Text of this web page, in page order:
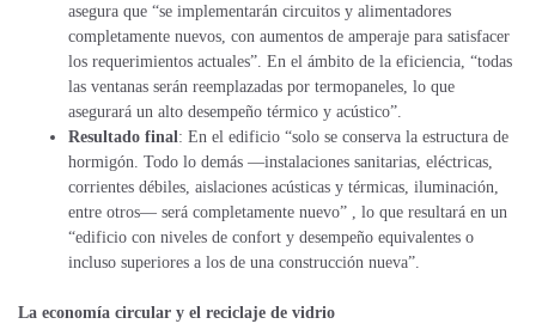
asegura que “se implementarán circuitos y alimentadores
completamente nuevos, con aumentos de amperaje para satisfacer
los requerimientos actuales”. En el ámbito de la eficiencia, “todas
las ventanas serán reemplazadas por termopaneles, lo que
asegurará un alto desempeño térmico y acústico”.
Resultado final : En el edificio “solo se conserva la estructura de
hormigón. Todo lo demás —instalaciones sanitarias, eléctricas,
corrientes débiles, aislaciones acústicas y térmicas, iluminación,
entre otros— será completamente nuevo” , lo que resultará en un
“edificio con niveles de confort y desempeño equivalentes o
incluso superiores a los de una construcción nueva”.
La economía circular y el reciclaje de vidrio